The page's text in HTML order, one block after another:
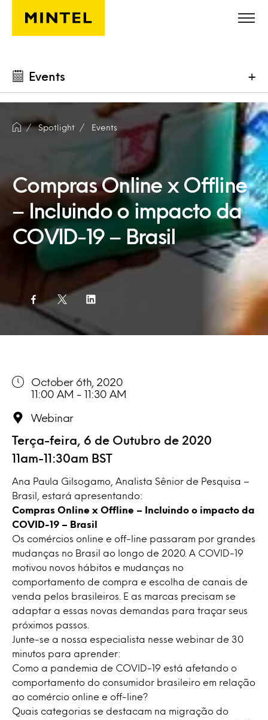
Skip to main content
Events +
Spotlight Events
Compras Online x Offline
– Incluindo o impacto da
COVID-19 – Brasil
Terça-feira, 6 de Outubro de 2020
11am-11:30am BST
Ana Paula Gilsogamo, Analista Sênior de Pesquisa –
Brasil, estará apresentando:
Compras Online x Offline – Incluindo o impacto da
COVID-19 – Brasil
Os comércios online e off-line passaram por grandes
mudanças no Brasil ao longo de 2020. A COVID-19
motivou novos hábitos e mudanças no
comportamento de compra e escolha de canais de
venda pelos brasileiros. E as marcas precisam se
adaptar a essas novas demandas para traçar seus
próximos passos.
Junte-se a nossa especialista nesse webinar de 30
minutos para aprender:
Como a pandemia de COVID-19 está afetando o
comportamento do consumidor brasileiro em relação
ao comércio online e off-line?
Quais categorias se destacam na migração do
October 6th, 2020
11:00 AM - 11:30 AM
Webinar